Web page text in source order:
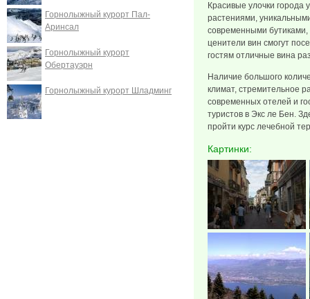
Красивые улочки
растениями,
современными бутиками,
ценители вин смогут
гостям отличные вина
Наличие большого
климат, стремительное
современных отелей и
туристов в Экс ле Бен.
пройти курс лечебной
Картинки:
Горнолыжный курорт Пал-
Аринсал
Горнолыжный курорт
Обертауэрн
Горнолыжный курорт Шладминг